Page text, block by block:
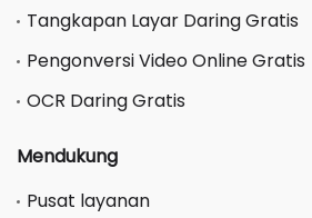
Tangkapan Layar Daring Gratis
Pengonversi Video Online Gratis
OCR Daring Gratis
Mendukung
Pusat layanan